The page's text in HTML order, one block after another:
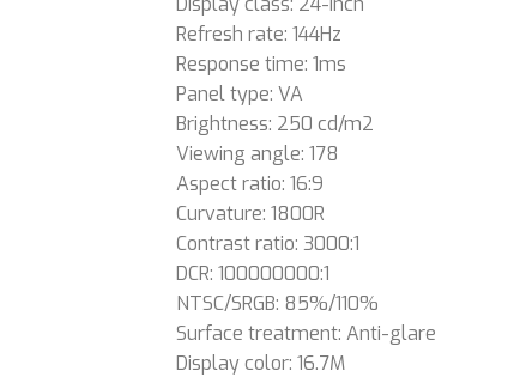
Refresh rate: 144Hz
Response time: 1ms
Panel type: VA
Brightness: 250 cd/m2
Viewing angle: 178
Aspect ratio: 16:9
Curvature: 1800R
Contrast ratio: 3000:1
DCR: 100000000:1
NTSC/SRGB: 85%/110%
Surface treatment: Anti-glare
Display color: 16.7M